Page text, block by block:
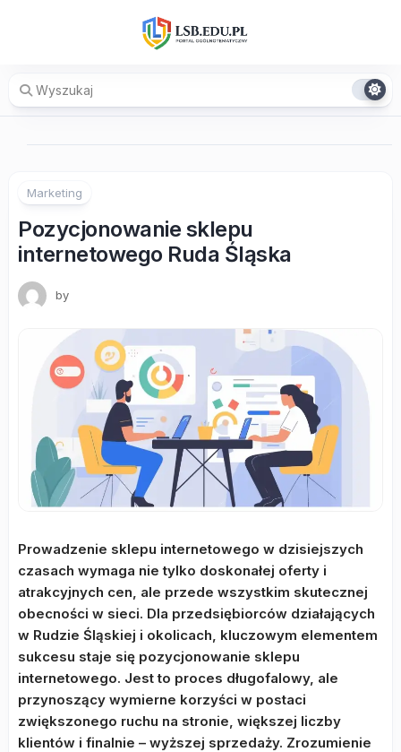
Marketing
Pozycjonowanie sklepu
internetowego Ruda Śląska
by
Prowadzenie sklepu internetowego w dzisiejszych
czasach wymaga nie tylko doskonałej oferty i
atrakcyjnych cen, ale przede wszystkim skutecznej
obecności w sieci. Dla przedsiębiorców działających
w Rudzie Śląskiej i okolicach, kluczowym elementem
sukcesu staje się pozycjonowanie sklepu
internetowego. Jest to proces długofalowy, ale
przynoszący wymierne korzyści w postaci
zwiększonego ruchu na stronie, większej liczby
klientów i finalnie – wyższej sprzedaży. Zrozumienie